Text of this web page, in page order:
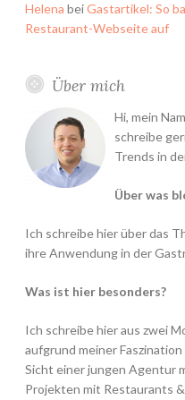
Helena beiGastartikel: So
Restaurant-Webseite auf
Über mich
Hi, mein
schreibe
Trends in
Über was
Ich schreibe hier über das
ihre Anwendung in der
Was ist hier besonders?
Ich schreibe hier aus zwei
aufgrund meiner
Sicht einer jungen Agentur
Projekten mit Restaurants